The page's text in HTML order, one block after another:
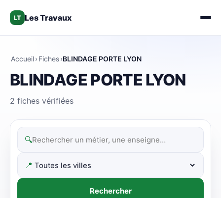
LT Les Travaux
Accueil› Fiches›BLINDAGE PORTE LYON
BLINDAGE PORTE LYON
2 fiches vérifiées
🔍
📍
Rechercher